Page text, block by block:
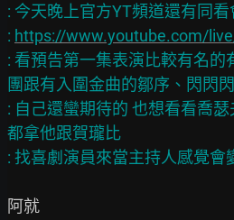
: 今天晚上官方YT頻道還有同看
: https://www.youtube.com/
: 看預告第一集表演比較有名的
團跟有入圍金曲的鄒序、閃閃
: 自己還蠻期待的 也想看看喬
都拿他跟賀瓏比
阿就